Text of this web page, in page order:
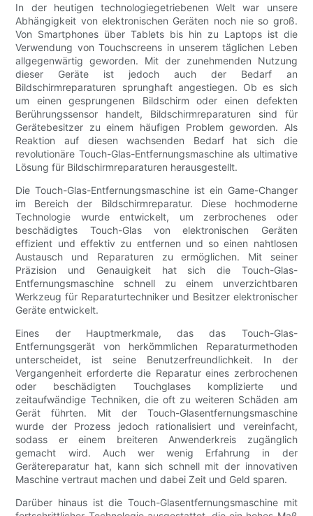
In der heutigen technologiegetriebenen Welt war unsere
Abhängigkeit von elektronischen Geräten noch nie so groß.
Von Smartphones über Tablets bis hin zu Laptops ist die
Verwendung von Touchscreens in unserem täglichen Leben
allgegenwärtig geworden. Mit der zunehmenden Nutzung
dieser Geräte ist jedoch auch der Bedarf an
Bildschirmreparaturen sprunghaft angestiegen. Ob es sich
um einen gesprungenen Bildschirm oder einen defekten
Berührungssensor handelt, Bildschirmreparaturen sind für
Gerätebesitzer zu einem häufigen Problem geworden. Als
Reaktion auf diesen wachsenden Bedarf hat sich die
revolutionäre Touch-Glas-Entfernungsmaschine als ultimative
Lösung für Bildschirmreparaturen herausgestellt.
Die Touch-Glas-Entfernungsmaschine ist ein Game-Changer
im Bereich der Bildschirmreparatur. Diese hochmoderne
Technologie wurde entwickelt, um zerbrochenes oder
beschädigtes Touch-Glas von elektronischen Geräten
effizient und effektiv zu entfernen und so einen nahtlosen
Austausch und Reparaturen zu ermöglichen. Mit seiner
Präzision und Genauigkeit hat sich die Touch-Glas-
Entfernungsmaschine schnell zu einem unverzichtbaren
Werkzeug für Reparaturtechniker und Besitzer elektronischer
Geräte entwickelt.
Eines der Hauptmerkmale, das das Touch-Glas-
Entfernungsgerät von herkömmlichen Reparaturmethoden
unterscheidet, ist seine Benutzerfreundlichkeit. In der
Vergangenheit erforderte die Reparatur eines zerbrochenen
oder beschädigten Touchglases komplizierte und
zeitaufwändige Techniken, die oft zu weiteren Schäden am
Gerät führten. Mit der Touch-Glasentfernungsmaschine
wurde der Prozess jedoch rationalisiert und vereinfacht,
sodass er einem breiteren Anwenderkreis zugänglich
gemacht wird. Auch wer wenig Erfahrung in der
Gerätereparatur hat, kann sich schnell mit der innovativen
Maschine vertraut machen und dabei Zeit und Geld sparen.
Darüber hinaus ist die Touch-Glasentfernungsmaschine mit